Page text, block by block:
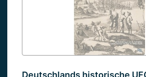
Deutschlands historische